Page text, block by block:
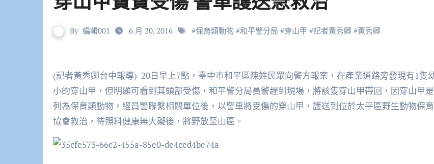
By 編輯001 6 月 20, 2016 #保育類動物 #和平警分局 #穿山甲 #記者黃秀卿 #黃秀卿
(記者黃秀卿台中報導) 20日早上7點，臺中市和平區陳姓民眾向警方報案，在產業道路旁發現有1隻幼
小的穿山甲，但明顯可看到其頭部受傷，和平警分局員警趕到現場，將該隻穿山甲帶回，因穿山甲是
列為保育類動物，經員警聯繫相關單位後，以警車將受傷的穿山甲，護送到位於太平區野生動物保育
協會救治，待照料健康無大礙後，將野放至山區。